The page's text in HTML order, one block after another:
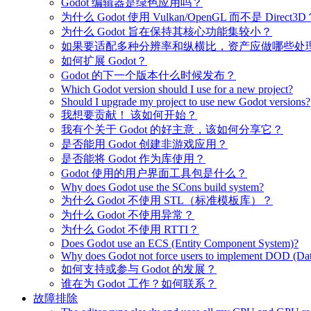
Godot 编辑器是绿色应用吗？
为什么 Godot 使用 Vulkan/OpenGL 而不是 Direct3D
为什么 Godot 旨在保持其核心功能集较小？
如果要适配多种分辨率和纵横比，资产应做哪些处
如何扩展 Godot？
Godot 的下一个版本什么时候发布？
Which Godot version should I use for a new project?
Should I upgrade my project to use new Godot versions?
我想要贡献！ 该如何开始？
我有个关于 Godot 的好主意，该如何分享它？
是否能用 Godot 创建非游戏应用？
是否能将 Godot 作为库使用？
Godot 使用的用户界面工具包是什么？
Why does Godot use the SCons build system?
为什么 Godot 不使用 STL（标准模板库）？
为什么 Godot 不使用异常？
为什么 Godot 不使用 RTTI？
Does Godot use an ECS (Entity Component System)?
Why does Godot not force users to implement DOD
如何支持或参与 Godot 的发展？
谁在为 Godot 工作？如何联系？
故障排除